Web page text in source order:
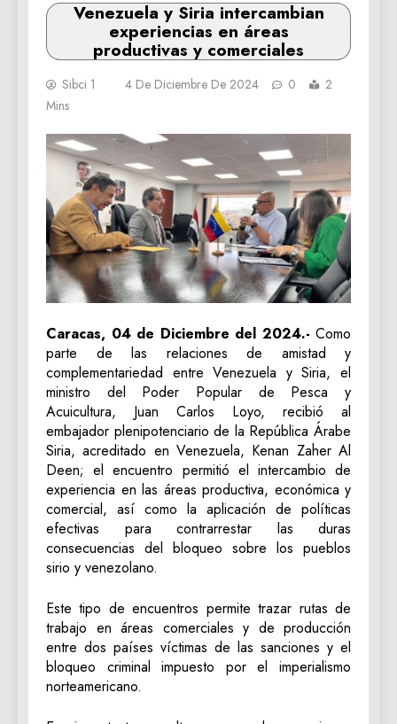
Venezuela y Siria intercambian
experiencias en áreas
productivas y comerciales
Sibci 1 4 De Diciembre De 2024 0
2
Mins
Caracas, 04 de Diciembre del 2024.- Como
parte de las relaciones de amistad y
complementariedad entre Venezuela y Siria, el
ministro del Poder Popular de Pesca y
Acuicultura, Juan Carlos Loyo, recibió al
embajador plenipotenciario de la República Árabe
Siria, acreditado en Venezuela, Kenan Zaher Al
Deen; el encuentro permitió el intercambio de
experiencia en las áreas productiva, económica y
comercial, así como la aplicación de políticas
efectivas para contrarrestar las duras
consecuencias del bloqueo sobre los pueblos
sirio y venezolano.
Este tipo de encuentros permite trazar rutas de
trabajo en áreas comerciales y de producción
entre dos países víctimas de las sanciones y el
bloqueo criminal impuesto por el imperialismo
norteamericano.